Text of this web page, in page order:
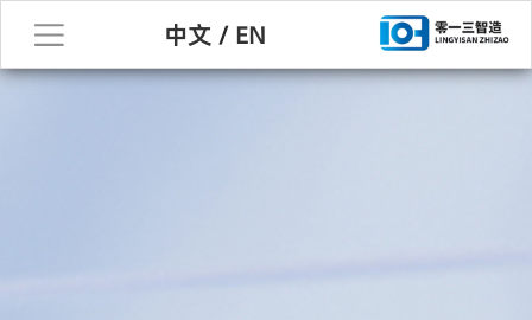
中文 / EN